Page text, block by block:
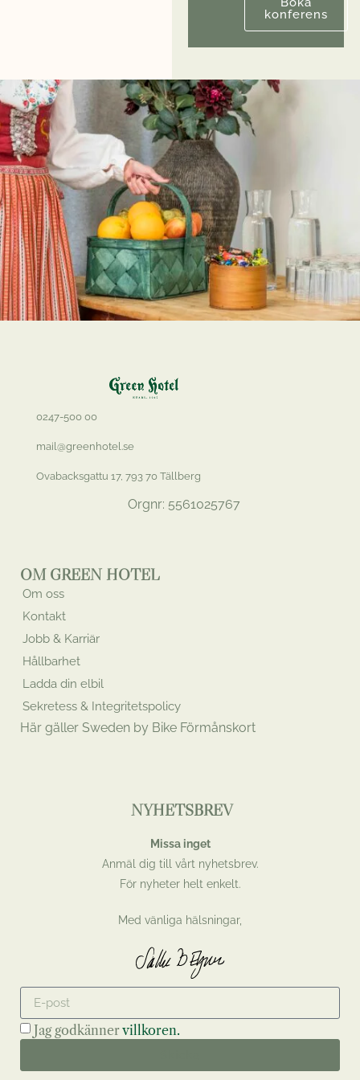
konferens
0247-500 00
mail@greenhotel.se
Ovabacksgattu 17, 793 70 Tällberg
Orgnr: 5561025767
OM GREEN HOTEL
Om oss
Kontakt
Jobb & Karriär
Hållbarhet
Ladda din elbil
Sekretess & Integritetspolicy
Här gäller Sweden by Bike Förmånskort
NYHETSBREV
Missa inget
Anmäl dig till vårt nyhetsbrev.
För nyheter helt enkelt.
Med vänliga hälsningar,
Jag godkännervillkoren.